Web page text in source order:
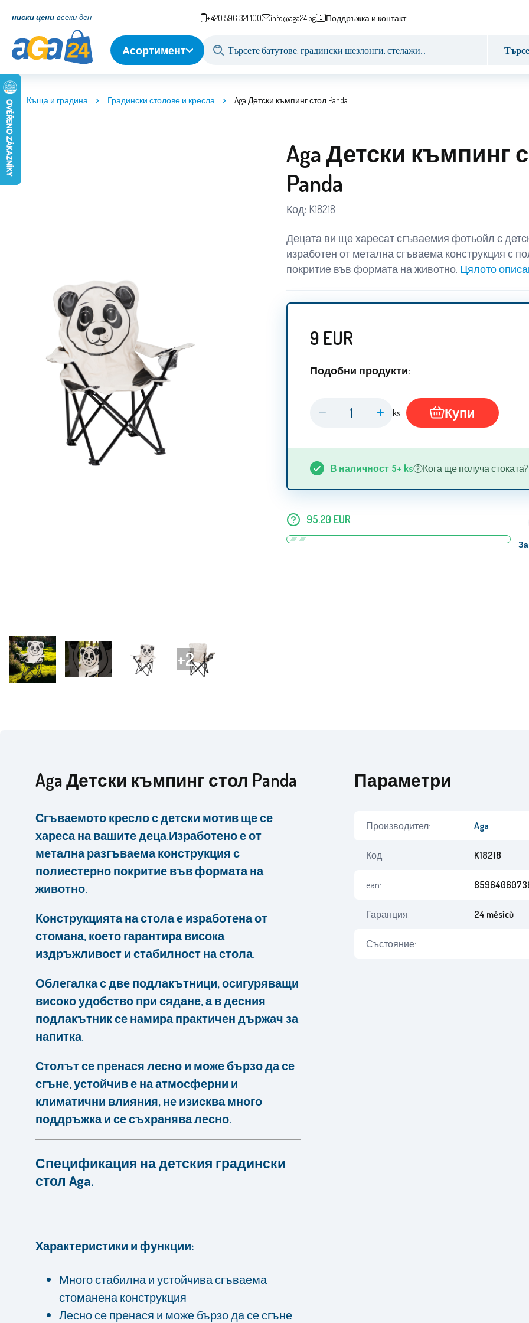
ниски цени всеки ден +420 596 321 100 info@aga24.bg Поддръжка и контакт
Асортимент
Къща и градина Градински столове и кресла Aga Детски къмпинг стол Panda
Aga Детски къмпинг
Panda
Код: K18218
Децата ви ще харесат сгъваемия фотьойл с
изработен от метална сгъваема конструкция с
покритие във формата на животно. Цялото
9 EUR
Подобни продукти:
ks Купи
В наличност 5+ ks Кога ще получа стоката?
95.20 EUR
Aga Детски къмпинг стол Panda
Сгъваемото кресло с детски мотив ще се
хареса на вашите деца.Изработено е от
метална разгъваема конструкция с
полиестерно покритие във формата на
животно.
Конструкцията на стола е изработена от
стомана, което гарантира висока
издръжливост и стабилност на стола.
Облегалка с две подлакътници, осигуряващи
високо удобство при сядане, а в десния
подлакътник се намира практичен държач за
напитка.
Столът се пренася лесно и може бързо да се
сгъне, устойчив е на атмосферни и
климатични влияния, не изисква много
поддръжка и се съхранява лесно.
Спецификация на детския градински
стол Aga.
Характеристики и функции:
Много стабилна и устойчива сгъваема
стоманена конструкция
Лесно се пренася и може бързо да се сгъне
Параметри
Производител: Aga
Код: K18218
ean:
Гаранция: 24 měsíců
Състояние: